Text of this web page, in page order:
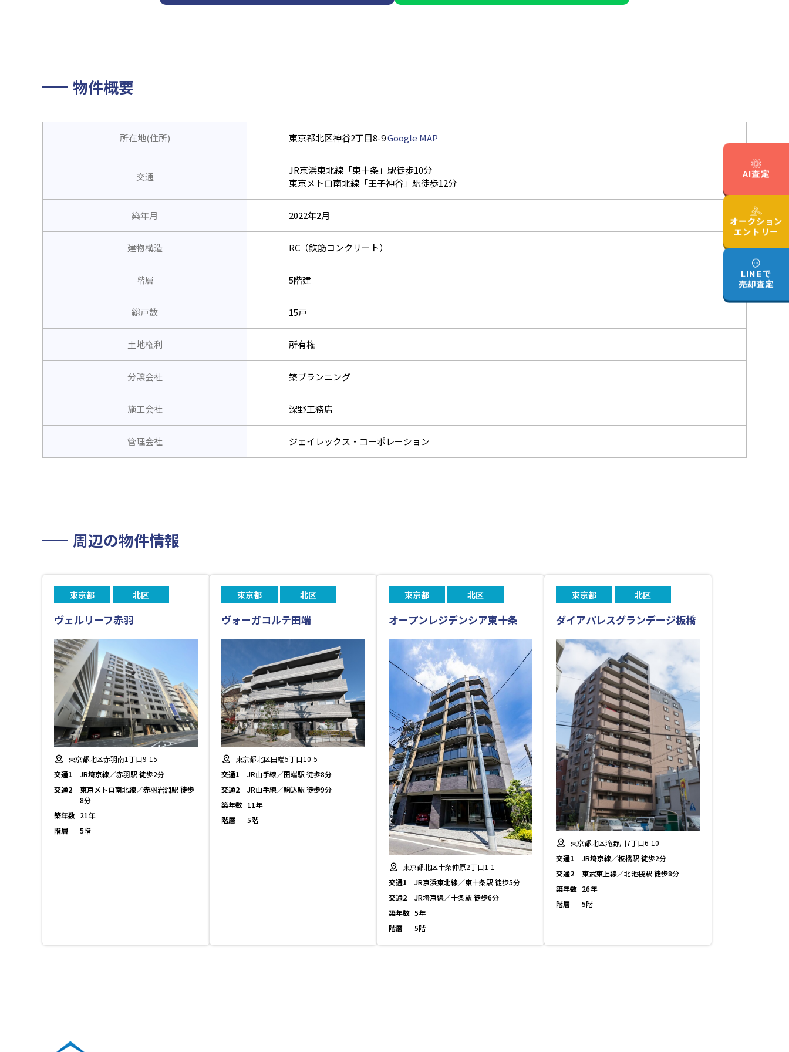
物件概要
所在地(住所) 東京都北区神谷2丁目8-9Google MAP
交通
JR京浜東北線「東十条」駅徒歩10分
東京メトロ南北線「王子神谷」駅徒歩12分
築年月 2022年2月
建物構造 RC（鉄筋コンクリート）
階層 5階建
総戸数 15戸
土地権利 所有権
分譲会社 築プランニング
施工会社 深野工務店
管理会社 ジェイレックス・コーポレーション
周辺の物件情報
東京都 北区
ヴェルリーフ赤羽
東京都北区赤羽南1丁目9-15
交通1
JR埼京線／赤羽駅 徒歩2分
交通2
東京メトロ南北線／赤羽岩淵駅 徒歩
8分
築年数 21年
階層
5階
東京都 北区
ヴォーガコルテ田端
東京都北区田端5丁目10-5
交通1
JR山手線／田端駅 徒歩8分
交通2
JR山手線／駒込駅 徒歩9分
築年数 11年
階層
5階
東京都 北区
オープンレジデンシア東十条
東京都北区十条仲原2丁目1-1
交通1
JR京浜東北線／東十条駅 徒歩5分
交通2
JR埼京線／十条駅 徒歩6分
築年数 5年
階層
5階
東京都 北区
ダイアパレスグランデージ板橋
東京都北区滝野川7丁目6-10
交通1
JR埼京線／板橋駅 徒歩2分
交通2
東武東上線／北池袋駅 徒歩8分
築年数 26年
階層
5階
AI査定
オークション
エントリー
LINEで
売却査定